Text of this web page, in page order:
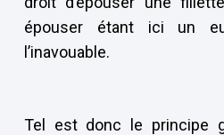
épouser étant ici un
l’inavouable.
Tel est donc le principe